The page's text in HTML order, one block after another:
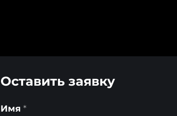
Оставить заявку
Имя *